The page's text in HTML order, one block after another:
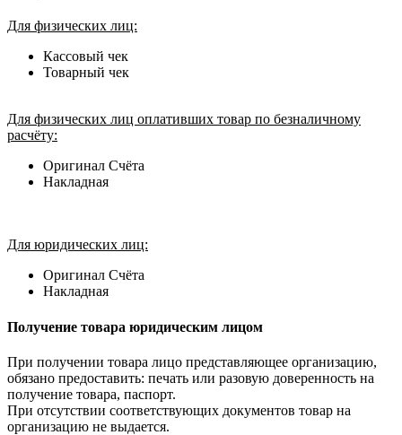
Для физических лиц:
Кассовый чек
Товарный чек
Для физических лиц оплативших товар по безналичному
расчёту:
Оригинал Счёта
Накладная
Для юридических лиц:
Оригинал Счёта
Накладная
Получение товара юридическим лицом
При получении товара лицо представляющее организацию,
обязано предоставить: печать или разовую доверенность на
получение товара, паспорт.
При отсутствии соответствующих документов товар на
организацию не выдается.